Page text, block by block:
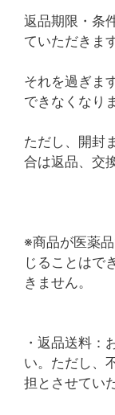
返品期限・条
ていただきます
それを過ぎま
できなくなり
ただし、開封
合は返品、交
※商品が医薬
じることはで
きません。
・返品送料：
い。ただし、
担とさせてい